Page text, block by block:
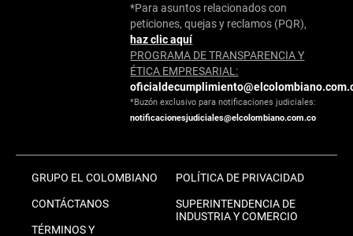
*Para asuntos relacionados con
peticiones, quejas y reclamos (PQR),
haz clic aquí
PROGRAMA DE TRANSPARENCIA Y
ÉTICA EMPRESARIAL:
*Buzón exclusivo para notificaciones judiciales:
notificacionesjudiciales@elcolombiano.com.co
GRUPO EL COLOMBIANO
CONTÁCTANOS
TÉRMINOS Y
POLÍTICA DE PRIVACIDAD
SUPERINTENDENCIA DE
INDUSTRIA Y COMERCIO